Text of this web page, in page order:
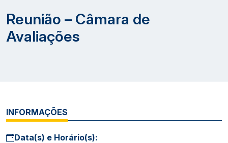
Reunião – Câmara de
Avaliações
INFORMAÇÕES
Data(s) e Horário(s):